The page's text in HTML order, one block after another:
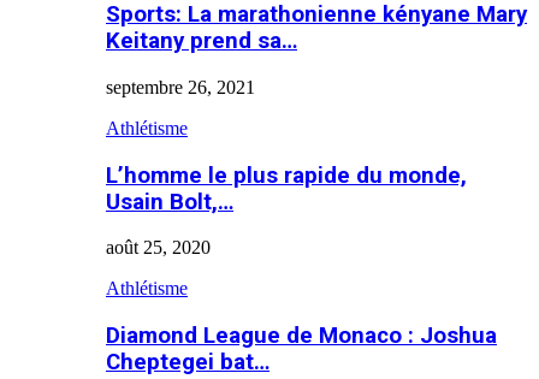
Sports: La marathonienne kényane Mary
Keitany prend sa…
septembre 26, 2021
Athlétisme
L’homme le plus rapide du monde,
Usain Bolt,…
août 25, 2020
Athlétisme
Diamond League de Monaco : Joshua
Cheptegei bat…